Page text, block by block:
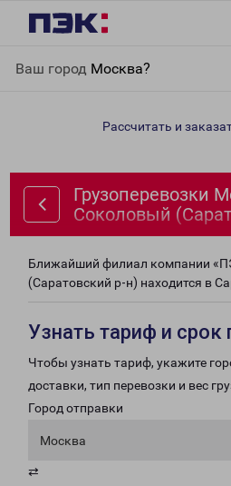
Ваш город Москва?
(Саратовский р-н)
Рассчитать и
Грузоперевозки
Соколовый
Ближайший филиал компании
(Саратовский р-н) находится в
Узнать тариф и срок
Чтобы узнать тариф, укажите
доставки, тип перевозки и вес
Город отправки
Москва
⇄